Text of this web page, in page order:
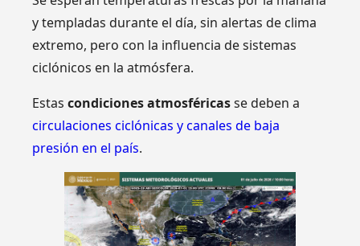
y templadas durante el día, sin alertas de clima
extremo, pero con la influencia de sistemas
ciclónicos en la atmósfera.
Estascondiciones atmosféricasse deben a
circulaciones ciclónicas y canales de baja
presión en el país.